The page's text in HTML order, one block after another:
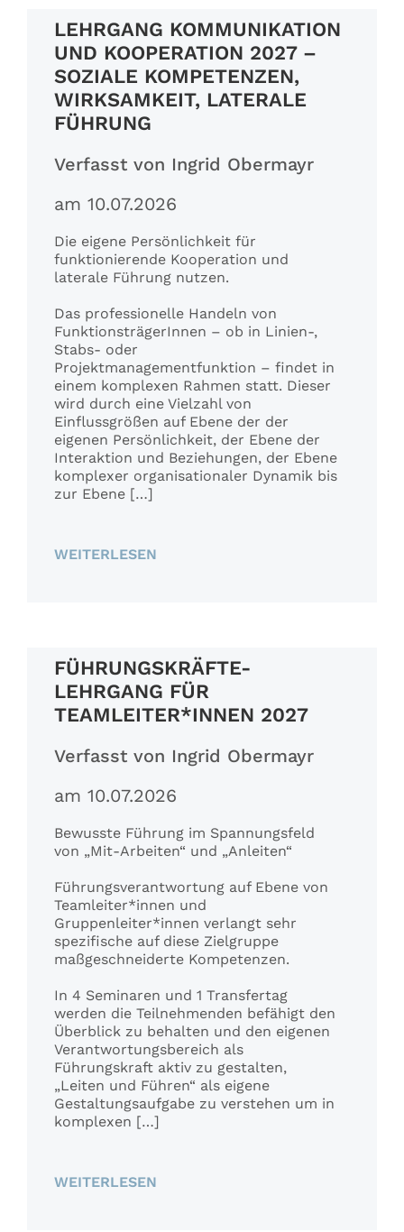
Referenzen
Fachbeiträge
LEHRGANG KOMMUNIKATION
UND KOOPERATION 2027 –
SOZIALE KOMPETENZEN,
WIRKSAMKEIT, LATERALE
FÜHRUNG
Verfasst von Ingrid Obermayr
am 10.07.2026
Die eigene Persönlichkeit für
funktionierende Kooperation und
laterale Führung nutzen.
Das professionelle Handeln von
FunktionsträgerInnen – ob in Linien-,
Stabs- oder
Projektmanagementfunktion – findet in
einem komplexen Rahmen statt. Dieser
wird durch eine Vielzahl von
Einflussgrößen auf Ebene der der
eigenen Persönlichkeit, der Ebene der
Interaktion und Beziehungen, der Ebene
komplexer organisationaler Dynamik bis
zur Ebene […]
WEITERLESEN
FÜHRUNGSKRÄFTE-
LEHRGANG FÜR
TEAMLEITER*INNEN 2027
Verfasst von Ingrid Obermayr
am 10.07.2026
Bewusste Führung im Spannungsfeld
von „Mit-Arbeiten“ und „Anleiten“
Führungsverantwortung auf Ebene von
Teamleiter*innen und
Gruppenleiter*innen verlangt sehr
spezifische auf diese Zielgruppe
maßgeschneiderte Kompetenzen.
In 4 Seminaren und 1 Transfertag
werden die Teilnehmenden befähigt den
Überblick zu behalten und den eigenen
Verantwortungsbereich als
Führungskraft aktiv zu gestalten,
„Leiten und Führen“ als eigene
Gestaltungsaufgabe zu verstehen um in
komplexen […]
WEITERLESEN